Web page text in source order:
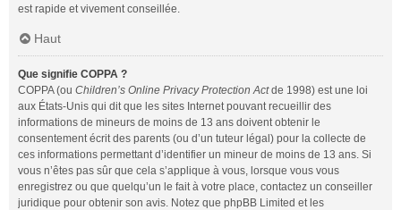
est rapide et vivement conseillée.
Haut
Que signifie COPPA ?
COPPA (ou Children’s Online Privacy Protection Actde 1998) est une loi
aux États-Unis qui dit que les sites Internet pouvant recueillir des
informations de mineurs de moins de 13 ans doivent obtenir le
consentement écrit des parents (ou d’un tuteur légal) pour la collecte de
ces informations permettant d’identifier un mineur de moins de 13 ans. Si
vous n’êtes pas sûr que cela s’applique à vous, lorsque vous vous
enregistrez ou que quelqu’un le fait à votre place, contactez un conseiller
juridique pour obtenir son avis. Notez que phpBB Limited et les